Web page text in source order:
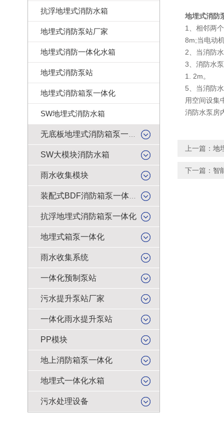
抗浮地埋式消防水箱
地埋式消防泵站厂家
地埋式消防一体化水箱
地埋式消防泵站
地埋式消防箱泵一体化
SW地埋式消防水箱
SW大模块消防水箱
雨水收集模块
抗浮地埋式消防箱泵一体化
地埋式箱泵一体化
雨水收集系统
一体化预制泵站
污水提升泵站厂家
一体化雨水提升泵站
PP模块
地上消防箱泵一体化
地埋式一体化水箱
污水处理设备
地埋式消防
1、相邻两
8m;当电动
2、当消防
3、消防水
1. 2m。
5、当消防
用空间设集
消防水泵房
上一篇： 地
下一篇： 智